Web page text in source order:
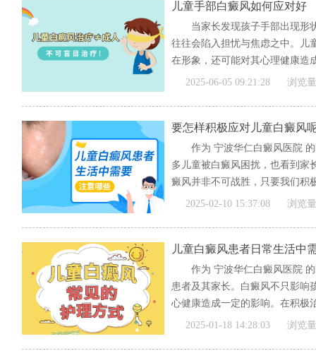
儿童手部白癜风如何应对好
当家长发现孩子手部出现形
往往会陷入担忧与焦虑之中。儿
在形象，还可能对其心理健康造
[全文]
2025-06-05 09:21:28 浏览
要怎样积极应对儿童白癜风
作为 宁波华仁白癜风医院
多儿童被白癜风困扰，也看到家
癜风并非不可战胜，只要我们积
2025-02-10 15:37:08 浏览
儿童白癜风患者日常生活中
作为 宁波华仁白癜风医院
患者及其家长。白癜风不只影响
心健康造成一定的影响。在积极
2025-01-18 14:28:03 浏览